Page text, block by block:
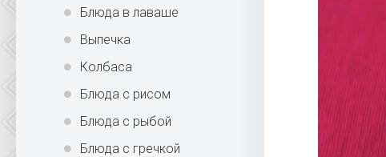
Блюда в лаваше
Выпечка
Колбаса
Блюда с рисом
Блюда с рыбой
Блюда с гречкой